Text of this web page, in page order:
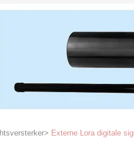
> Externe Lora digitale